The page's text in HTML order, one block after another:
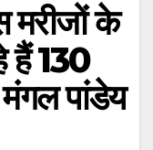
मरीजों के
हैं 130
पांडेय